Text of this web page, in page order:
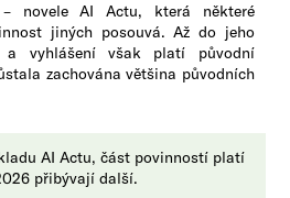
novele AI Actu, která některé
jiných posouvá. Až do jeho
a vyhlášení však platí původní
zachována většina původních
AI Actu, část povinností platí
přibývají další.​